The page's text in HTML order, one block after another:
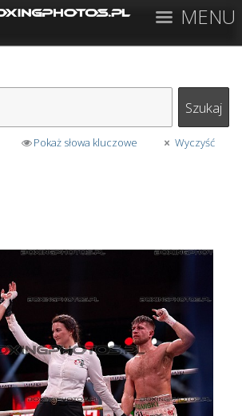
MENU
Pokaż słowa kluczowe
Wyczyść